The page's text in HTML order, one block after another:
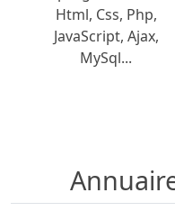
Html, Css, Php,
JavaScript, Ajax,
MySql...